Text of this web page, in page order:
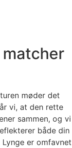
møder det
vi, at den rette
sammen, og vi
både din
er omfavnet